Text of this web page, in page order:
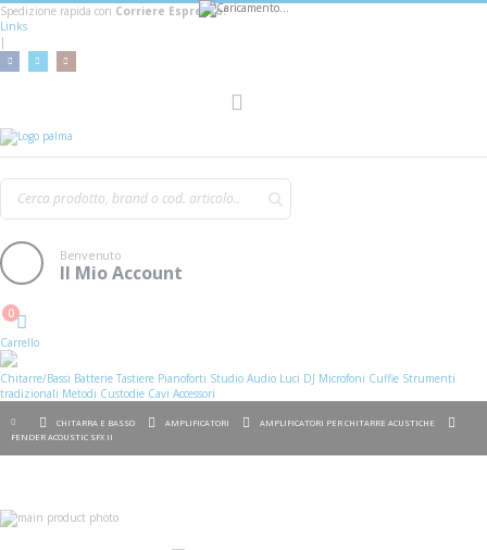
Spedizione rapida con Corriere Espresso!
Links
|
Benvenuto
Il Mio Account
Cart
0
Carrello
Chitarre/Bassi Batterie Tastiere Pianoforti Studio Audio Luci DJ Microfoni Cuffie Strumenti
tradizionali Metodi Custodie Cavi Accessori
CHITARRA E BASSO AMPLIFICATORI
AMPLIFICATORI PER CHITARRE ACUSTICHE
FENDER ACOUSTIC SFX II
Vai
alla